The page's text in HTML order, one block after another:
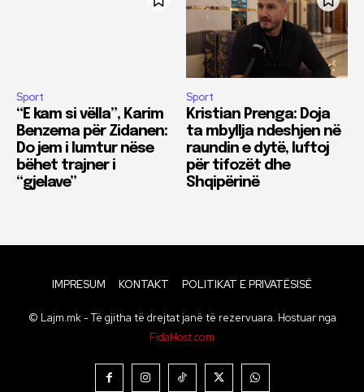
Sport
“E kam si vëlla”, Karim
Benzema për Zidanen:
Do jem i lumtur nëse
bëhet trajner i
“gjelave”
Sport
Kristian Prenga: Doja
ta mbyllja ndeshjen në
raundin e dytë, luftoj
për tifozët dhe
Shqipërinë
IMPRESUM KONTAKT POLITIKAT E PRIVATËSISË
© Lajm.mk - Të gjitha të drejtat janë të rezervuara. Hostuar nga
FidaHost.com